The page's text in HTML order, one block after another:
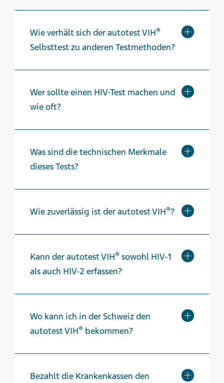
Wie verhält sich der autotest VIH®
Selbsttest zu anderen Testmethoden?
Wer sollte einen HIV-Test machen und
wie oft?
Was sind die technischen Merkmale
dieses Tests?
Wie zuverlässig ist der autotest VIH®?
Kann der autotest VIH® sowohl HIV-1
als auch HIV-2 erfassen?
Wo kann ich in der Schweiz den
autotest VIH® bekommen?
Bezahlt die Krankenkassen den